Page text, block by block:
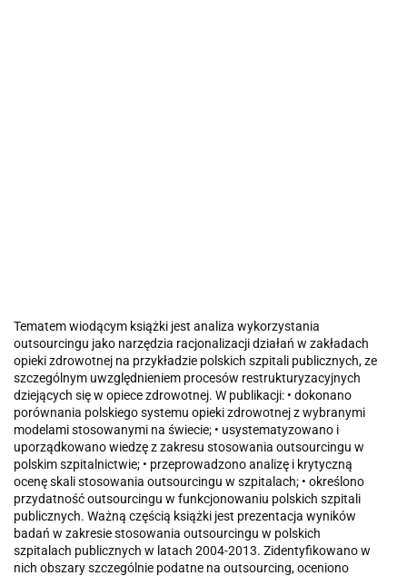
Tematem wiodącym książki jest analiza wykorzystania
outsourcingu jako narzędzia racjonalizacji działań w zakładach
opieki zdrowotnej na przykładzie polskich szpitali publicznych, ze
szczególnym uwzględnieniem procesów restrukturyzacyjnych
dziejących się w opiece zdrowotnej. W publikacji: • dokonano
porównania polskiego systemu opieki zdrowotnej z wybranymi
modelami stosowanymi na świecie; • usystematyzowano i
uporządkowano wiedzę z zakresu stosowania outsourcingu w
polskim szpitalnictwie; • przeprowadzono analizę i krytyczną
ocenę skali stosowania outsourcingu w szpitalach; • określono
przydatność outsourcingu w funkcjonowaniu polskich szpitali
publicznych. Ważną częścią książki jest prezentacja wyników
badań w zakresie stosowania outsourcingu w polskich
szpitalach publicznych w latach 2004-2013. Zidentyfikowano w
nich obszary szczególnie podatne na outsourcing, oceniono